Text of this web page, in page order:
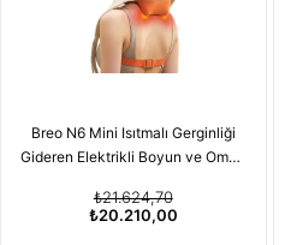
Breo N6 Mini Isıtmalı Gerginliği
Gideren Elektrikli Boyun ve Omuz
₺20.210,00
₺21.624,70